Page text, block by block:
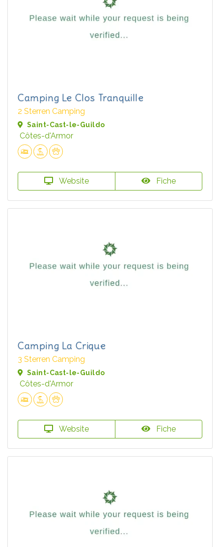
Camping Le Clos Tranquille
2 Sterren Camping
Saint-Cast-le-Guildo
Côtes-d'Armor
Website Fiche
Camping La Crique
3 Sterren Camping
Saint-Cast-le-Guildo
Côtes-d'Armor
Website Fiche